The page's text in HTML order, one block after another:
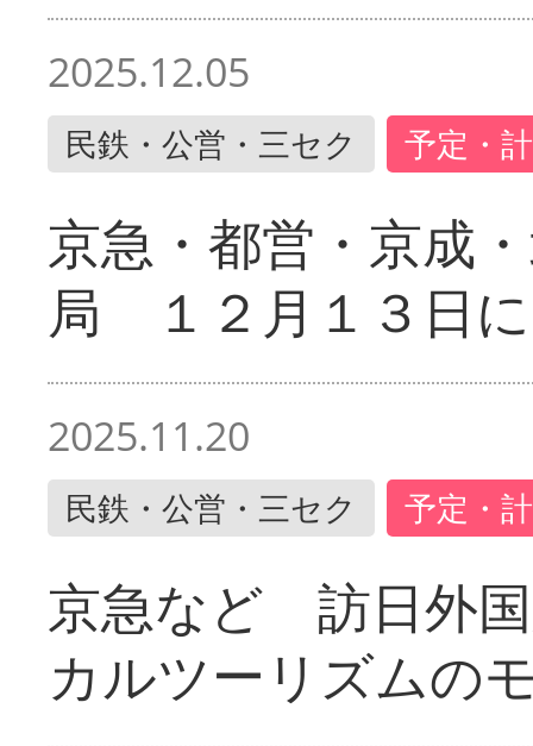
2025.12.05
民鉄・公営・三セク 予定・
京急・都営・京成
局 １２月１３日
2025.11.20
民鉄・公営・三セク 予定・
京急など 訪日外
カルツーリズムの